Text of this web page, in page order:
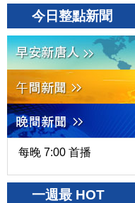
今日整點新聞
每晚 7:00 首播
一週最 HOT